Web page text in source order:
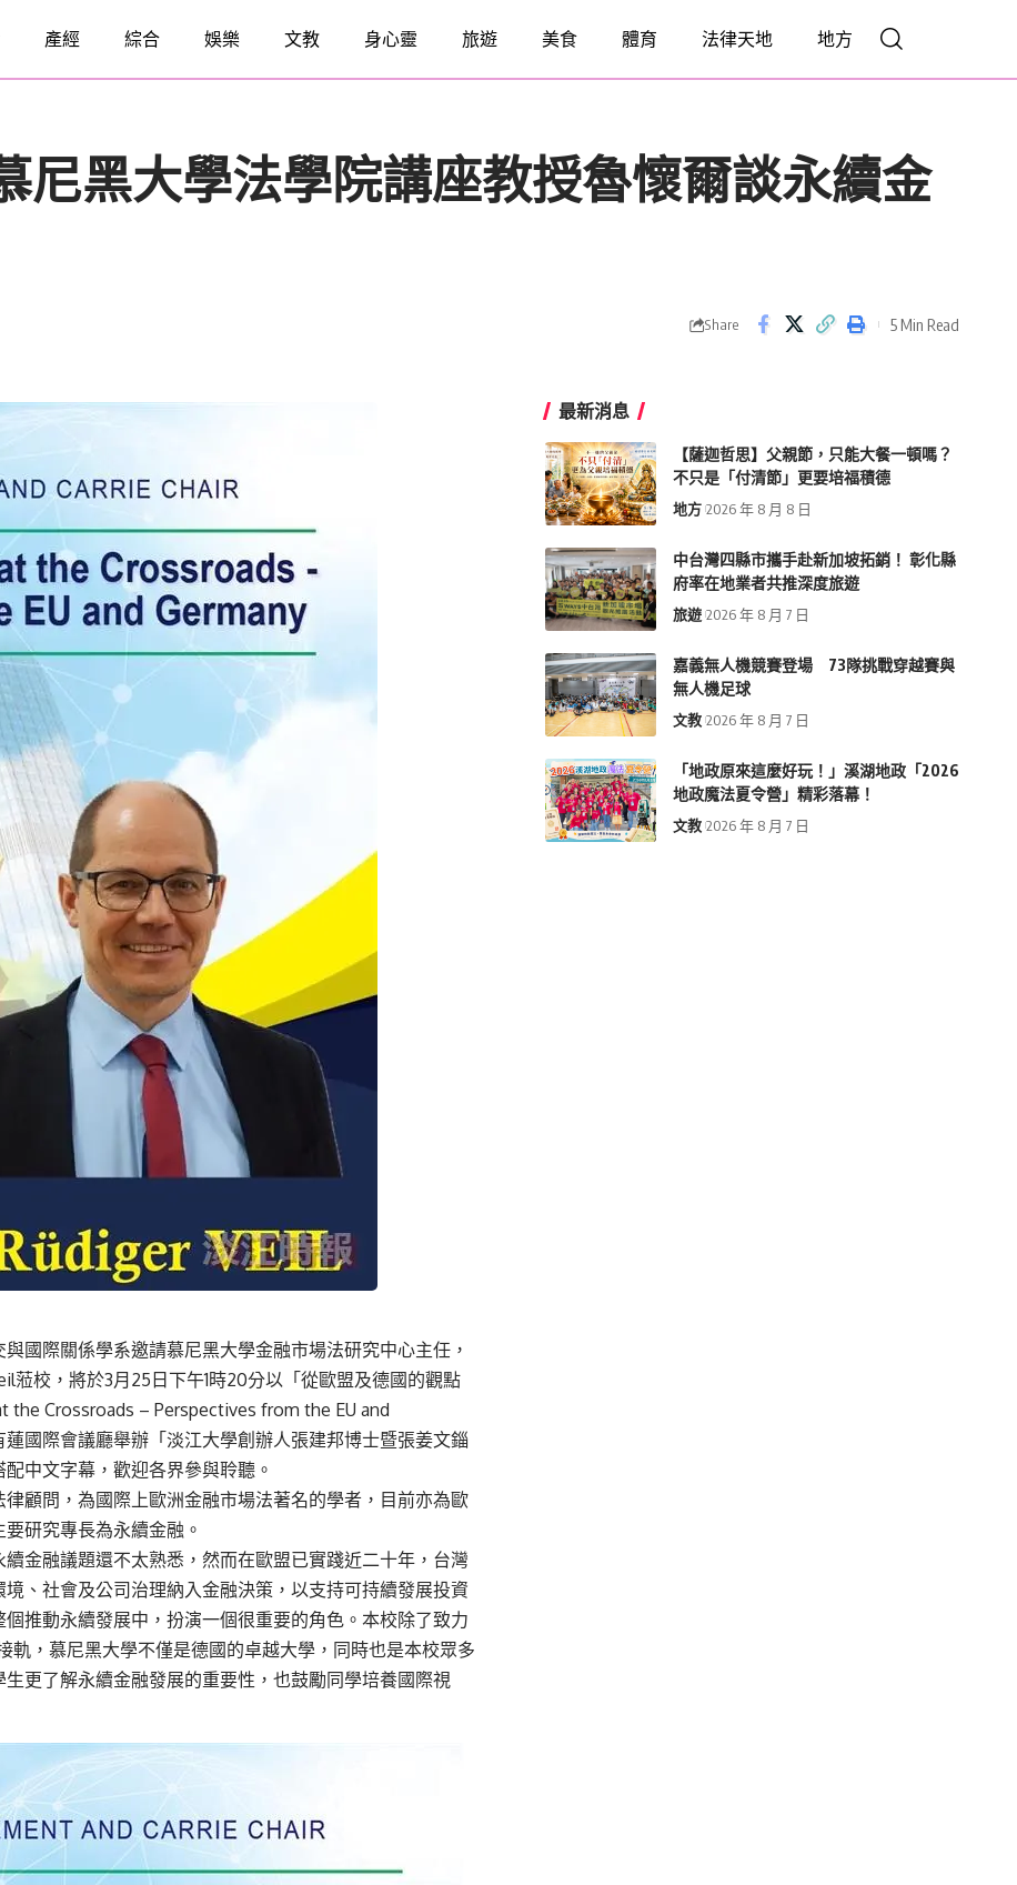
產經 綜合 娛樂 文教 身心靈 旅遊 美食 體育 法律天地 地方
尼黑大學法學院講座教授魯懷爾談永續金
Share 5 Min Read
國際關係學系邀請慕尼黑大學金融市場法研究中心主任，
蒞校，將於3月25日下午1時20分以「從歐盟及德國的觀點
the Crossroads – Perspectives from the EU and
國際會議廳舉辦「淡江大學創辦人張建邦博士暨張姜文錙
中文字幕，歡迎各界參與聆聽。
顧問，為國際上歐洲金融市場法著名的學者，目前亦為歐
研究專長為永續金融。
金融議題還不太熟悉，然而在歐盟已實踐近二十年，台灣
、社會及公司治理納入金融決策，以支持可持續發展投資
推動永續發展中，扮演一個很重要的角色。本校除了致力
軌，慕尼黑大學不僅是德國的卓越大學，同時也是本校眾多
更了解永續金融發展的重要性，也鼓勵同學培養國際視
最新消息
【薩迦哲思】父親節，只能大餐一頓嗎？
不只是「付清節」更要培福積德
地方 2026 年 8 月 8 日
中台灣四縣市攜手赴新加坡拓銷！ 彰化縣
府率在地業者共推深度旅遊
旅遊 2026 年 8 月 7 日
嘉義無人機競賽登場 73隊挑戰穿越賽與
無人機足球
文教 2026 年 8 月 7 日
「地政原來這麼好玩！」溪湖地政「2026
地政魔法夏令營」精彩落幕！
文教 2026 年 8 月 7 日